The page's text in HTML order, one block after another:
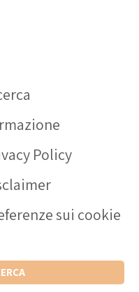
Policy
sui cookie